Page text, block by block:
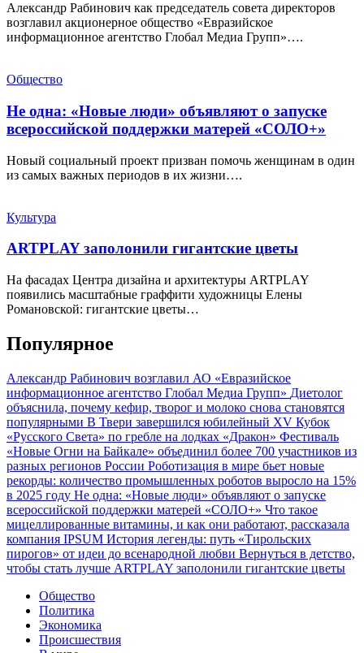
Александр Рабинович как председатель совета директоров
возглавил акционерное общество «Евразийское
информационное агентство Глобал Медиа Групп»….
Общество
Не одна: «Новые люди» объявляют о запуске
всероссийской поддержки матерей «СОЛО+»
Новый социальный проект призван помочь женщинам в один
из самых важных периодов в их жизни….
Культура
ARTPLAY заполонили гигантские цветы
На фасадах Центра дизайна и архитектуры ARTPLAY
появились масштабные граффити художницы Елены
Романовской: гигантские цветы…
Популярное
Александр Рабинович возглавил АО «Евразийское
информационное агентство Глобал Медиа Групп» Диетолог
объяснила, почему кефир, творог и молоко снова становятся
популярными В Твери завершился юбилейный XV Кубок
«Русского Света» по гребле на лодках «Дракон» Фестиваль
«Новые Огни на Байкале» объединил более 700 участников из
разных регионов России Роботизация в мире бьет новые
рекорды: количество промышленных роботов выросло на 15%
в 2025 году Не одна: «Новые люди» объявляют о запуске
всероссийской поддержки матерей «СОЛО+» Что такое
мицеллированные витамины, и как они работают, рассказала
компания IPSUM История легенды: путь «Тирольских
пирогов» от идеи до всенародной любви Вернуться в детство,
чтобы стать лучше ARTPLAY заполонили гигантские цветы
Общество
Политика
Экономика
Происшествия